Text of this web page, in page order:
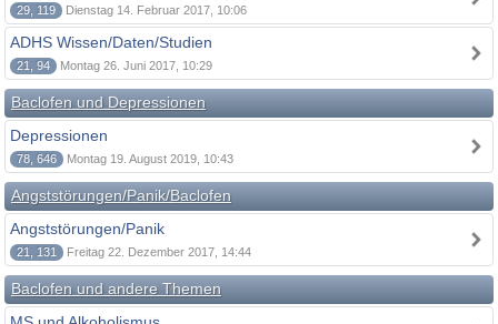
29, 119 Dienstag 14. Februar 2017, 10:06
ADHS Wissen/Daten/Studien
21, 94 Montag 26. Juni 2017, 10:29
Baclofen und Depressionen
Depressionen
78, 646 Montag 19. August 2019, 10:43
Angststörungen/Panik/Baclofen
Angststörungen/Panik
21, 131 Freitag 22. Dezember 2017, 14:44
Baclofen und andere Themen